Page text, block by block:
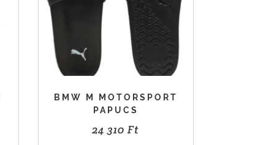
BMW M MOTORSPORT
PAPUCS
24 310Ft